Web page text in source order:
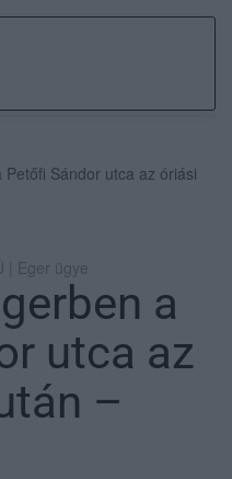
Sándor utca az óriási
| Eger ügye
a
utca az
–